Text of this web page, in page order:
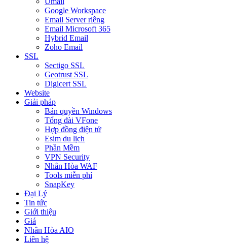
Google Workspace
Email Server riêng
Email Microsoft 365
Hybrid Email
Zoho Email
SSL
Sectigo SSL
Geotrust SSL
Digicert SSL
Website
Giải pháp
Bản quyền Windows
Tổng đài VFone
Hợp đồng điện tử
Esim du lịch
Phần Mềm
VPN Security
Nhân Hòa WAF
Tools miễn phí
SnapKey
Đại Lý
Tin tức
Giới thiệu
Giá
Nhân Hòa AIO
Liên hệ